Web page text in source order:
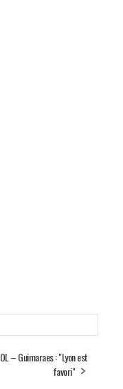
OL – Guimaraes : "Lyon est
favori"